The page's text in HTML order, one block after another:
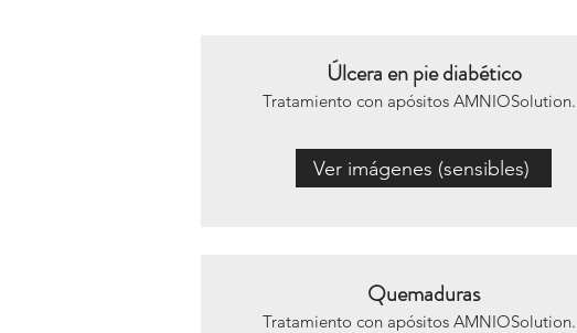
Úlcera en pie diabético
Tratamiento con apósitos AMNIOSolution.
Ver imágenes (sensibles)
Quemaduras
Tratamiento con apósitos AMNIOSolution.